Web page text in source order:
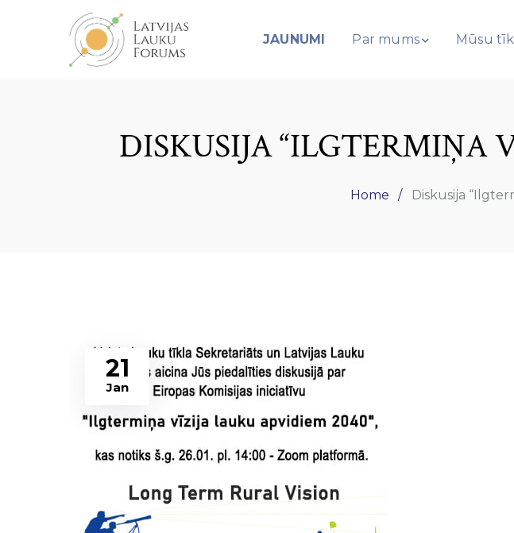
JAUNUMI Par mums Mūsu
DISKUSIJA “ILGTERMIŅA
Home Diskusija
21
Jan